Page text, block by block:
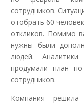
сотрудников.
отобрать 60
откликов. Помимо
нужны были
людей. Аналитики
продумали план
сотрудников.
Компания решила